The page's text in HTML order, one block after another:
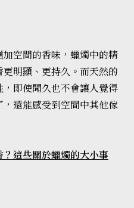
空間的香味，蠟燭中的精
明顯、更持久。而天然的
即使聞久也不會讓人覺得
還能感受到空間中其他傢
這些關於蠟燭的大小事